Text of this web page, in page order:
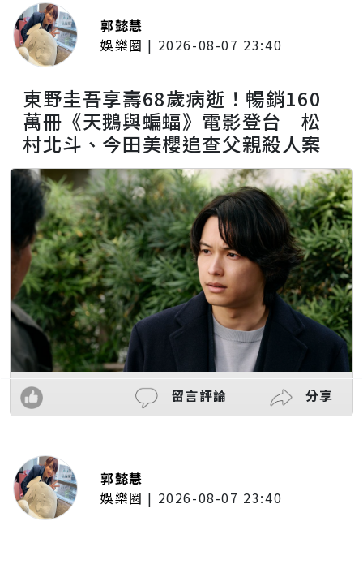
郭懿慧
娛樂圈 | 2026-08-07 23:40
東野圭吾享壽68歲病逝！暢銷160
萬冊《天鵝與蝙蝠》電影登台 松
村北斗、今田美櫻追查父親殺人案
留言評論 分享
郭懿慧
娛樂圈 | 2026-08-07 23:40